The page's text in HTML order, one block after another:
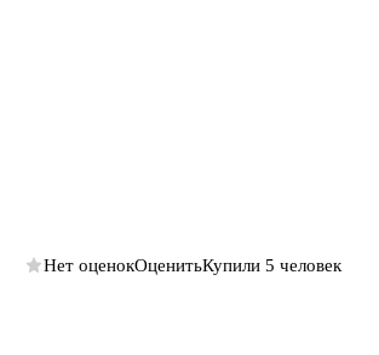
Нет оценокОценитьКупили 5 человек